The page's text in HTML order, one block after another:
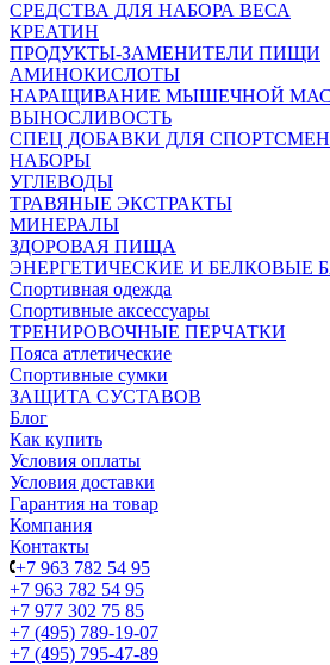
СРЕДСТВА ДЛЯ НАБОРА ВЕСА
КРЕАТИН
ПРОДУКТЫ-ЗАМЕНИТЕЛИ ПИЩИ
АМИНОКИСЛОТЫ
НАРАЩИВАНИЕ МЫШЕЧНОЙ
ВЫНОСЛИВОСТЬ
СПЕЦ ДОБАВКИ ДЛЯ
НАБОРЫ
УГЛЕВОДЫ
ТРАВЯНЫЕ ЭКСТРАКТЫ
МИНЕРАЛЫ
ЗДОРОВАЯ ПИЩА
ЭНЕРГЕТИЧЕСКИЕ И БЕЛКОВЫЕ
Спортивная одежда
Спортивные аксессуары
ТРЕНИРОВОЧНЫЕ ПЕРЧАТКИ
Пояса атлетические
Спортивные сумки
ЗАЩИТА СУСТАВОВ
Блог
Как купить
Условия оплаты
Условия доставки
Гарантия на товар
Компания
Контакты
+7 963 782 54 95
+7 963 782 54 95
+7 977 302 75 85
+7 (495) 789-19-07
+7 (495) 795-47-89